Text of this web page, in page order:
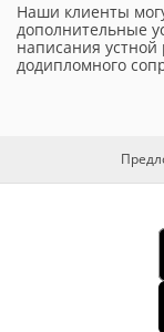
Наши клиенты
дополнительные
написания
додипломного